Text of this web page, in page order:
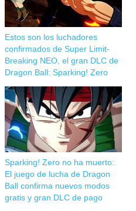
Estos son los luchadores
confirmados de Super Limit-
Breaking NEO, el gran DLC de
Dragon Ball: Sparking! Zero
Sparking! Zero no ha muerto:
El juego de lucha de Dragon
Ball confirma nuevos modos
gratis y gran DLC de pago